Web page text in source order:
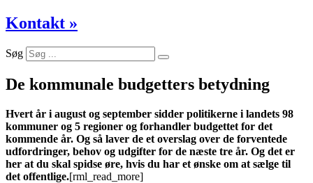
Kontakt »
Søg
De kommunale budgetters betydning
Hvert år i august og september sidder politikerne i landets 98
kommuner og 5 regioner og forhandler budgettet for det
kommende år. Og så laver de et overslag over de forventede
udfordringer, behov og udgifter for de næste tre år. Og det er
her at du skal spidse øre, hvis du har et ønske om at sælge til
det offentlige.[rml_read_more]